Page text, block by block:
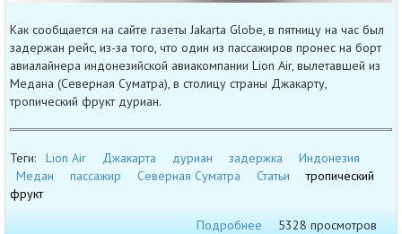
Как сообщается на сайте газеты Jakarta Globe, в пятницу на час был
задержан рейс, из-за того, что один из пассажиров пронес на борт
авиалайнера индонезийской авиакомпании Lion Air, вылетавшей из
Медана (Северная Суматра), в столицу страны Джакарту,
тропический фрукт дуриан.
Теги: Lion Air Джакарта дуриан задержка
Индонезия
Медан
пассажир Северная Суматра Статьи
тропический
фрукт
Подробнее
5328 просмотров